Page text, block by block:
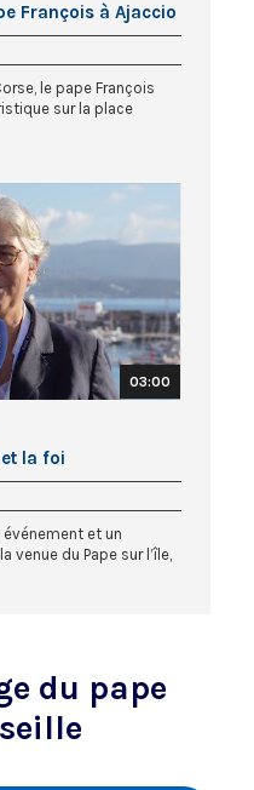
François à Ajaccio
le pape François
sur la place
03:00
la foi
événement et un
venue du Pape sur l’île,
du pape